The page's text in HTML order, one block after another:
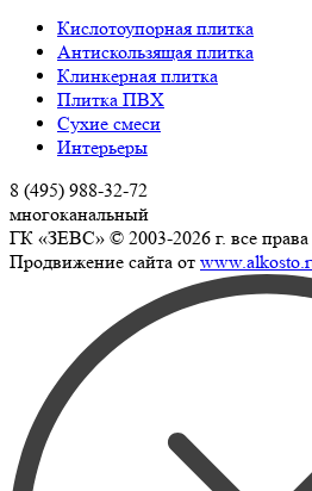
Кислотоупорная плитка
Антискользящая плитка
Клинкерная плитка
Плитка ПВХ
Сухие смеси
Интерьеры
8 (495) 988-32-72
многоканальный
ГК «ЗЕВС» © 2003-2026 г. все
Продвижение сайта от